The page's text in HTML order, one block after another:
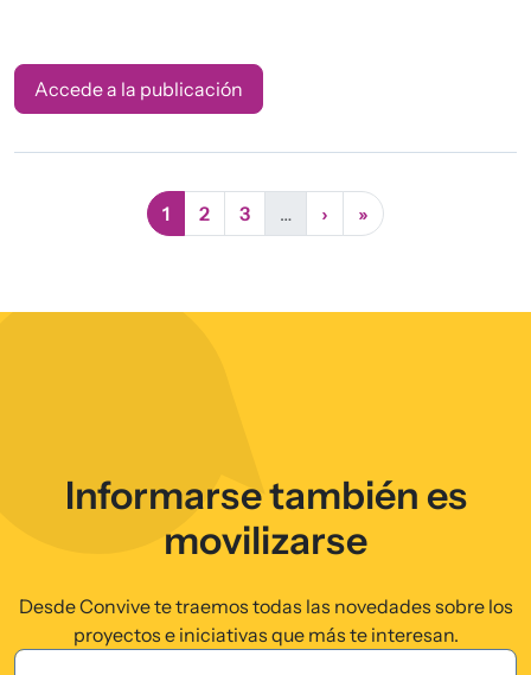
Accede a la publicación
Página actual
1 Página
2 Página
3 … Siguiente página
› Última página
»
Informarse también es
movilizarse
Desde Convive te traemos todas las novedades sobre los
proyectos e iniciativas que más te interesan.